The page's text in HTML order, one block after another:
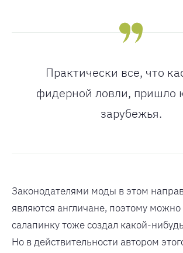
Практически все, что
фидерной ловли, пришло
зарубежья.
Законодателями моды в этом
являются англичане, поэтому можно
салапинку тоже создал какой-
Но в действительности автором